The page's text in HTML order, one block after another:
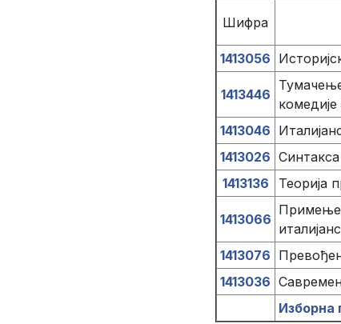
Шифра
1413056
1413446
комедије
1413046
1413026 Синтакса
1413136
Теорија
1413066
1413076
1413036
Изборна